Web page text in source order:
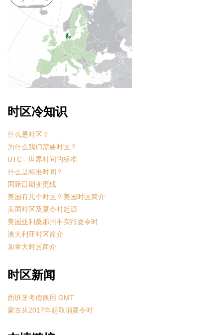
时区冷知识
什么是时区？
为什么我们需要时区？
UTC - 世界时间的标准
什么是标准时间？
国际日期变更线
美国有几个时区？美国时区简介
美国时区及夏令时起源
美国亚利桑那州不实行夏令时
澳大利亚时区简介
加拿大时区简介
时区新闻
西班牙考虑换用 GMT
蒙古从2017年起取消夏令时